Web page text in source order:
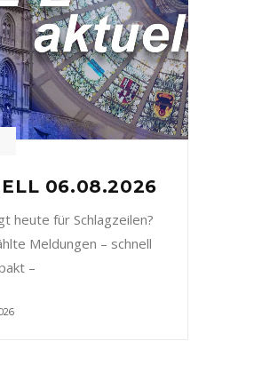
06.08.2026
heute für Schlagzeilen?
Meldungen – schnell
–